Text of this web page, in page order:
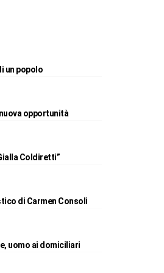
un popolo
opportunità
Coldiretti”
di Carmen Consoli
uomo ai domiciliari